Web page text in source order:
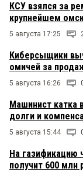
КСУ взялся за
крупнейшем
5 августа 17:25
Киберсыщики
омичей за
5 августа 16:26
Машинист катка
долги и
5 августа 15:44
На газификацию
получит 600 млн